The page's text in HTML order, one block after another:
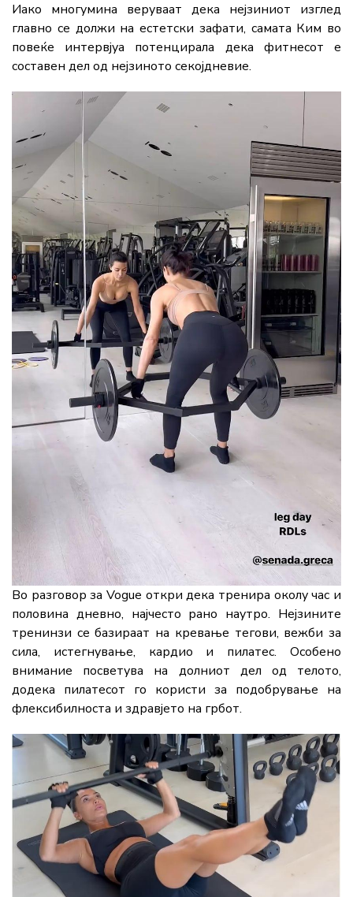
Иако многумина веруваат дека нејзиниот изглед
главно се должи на естетски зафати, самата Ким во
повеќе интервјуа потенцирала дека фитнесот е
составен дел од нејзиното секојдневие.
Во разговор за Vogue откри дека тренира околу час и
половина дневно, најчесто рано наутро. Нејзините
тренинзи се базираат на кревање тегови, вежби за
сила, истегнување, кардио и пилатес. Особено
внимание посветува на долниот дел од телото,
додека пилатесот го користи за подобрување на
флексибилноста и здравјето на грбот.